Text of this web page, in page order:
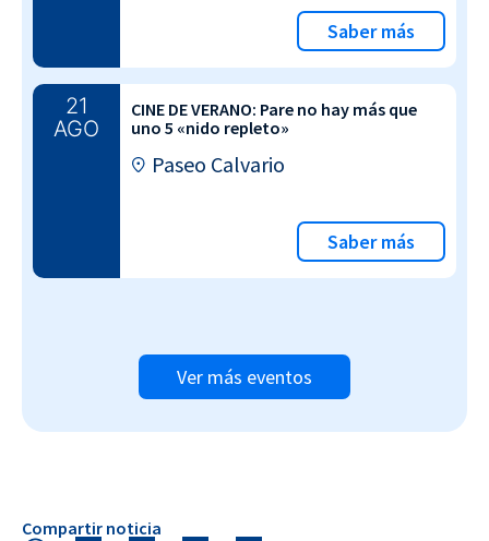
Saber más
21
AGO
CINE DE VERANO: Pare no hay más que
uno 5 «nido repleto»
Paseo Calvario
Saber más
Ver más eventos
Compartir noticia